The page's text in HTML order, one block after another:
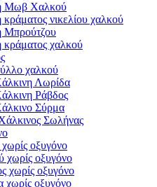
Μωβ Χαλκού
νικελίου χαλκού
Μπρούτζου
κράματος χαλκού
χαλκού
Λωρίδα
Ράβδος
Σύρμα
Σωλήνας
οξυγόνο
χωρίς οξυγόνο
χωρίς οξυγόνο
χωρίς οξυγόνο